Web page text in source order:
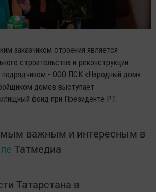
заказчиком строения является
строительства и реконструкции
подрядчиком - ООО ПСК «Народный дом».
домов выступает
фонд при Президенте РТ.
важным и интересным в
Татмедиа
Татарстана в